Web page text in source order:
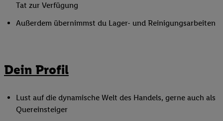
Tat zur Verfügung
Außerdem übernimmst du Lager- und Reinigungsarbeiten
Dein Profil
Lust auf die dynamische Welt des Handels, gerne auch als
Quereinsteiger